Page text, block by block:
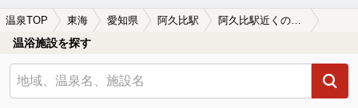
温泉TOP 東海 愛知県 阿久比駅 阿久比駅近くの温泉宿・温泉旅館・ホテルおすすめ(2026年版)
温浴施設を探す